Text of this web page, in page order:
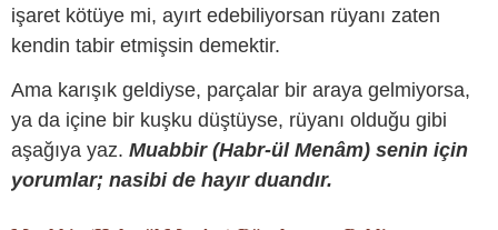
işaret kötüye mi, ayırt edebiliyorsan rüyanı zaten
kendin tabir etmişsin demektir.
Ama karışık geldiyse, parçalar bir araya gelmiyorsa,
ya da içine bir kuşku düştüyse, rüyanı olduğu gibi
aşağıya yaz. Muabbir (Habr-ül Menâm) senin için
yorumlar; nasibi de hayır duandır.